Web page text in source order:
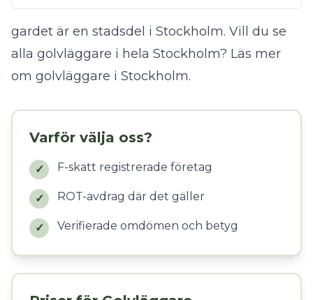
gardet är en stadsdel i Stockholm. Vill du se
alla golvläggare i hela Stockholm? Läs mer
om golvläggare i Stockholm.
Varför välja oss?
✓ F-skatt registrerade företag
✓ ROT-avdrag där det gäller
✓ Verifierade omdömen och betyg